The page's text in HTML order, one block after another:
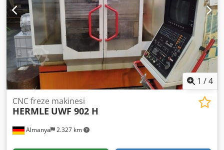
1 /4
Almanya 2.327 km
CNC freze makinesi
HERMLE UWF 902 H